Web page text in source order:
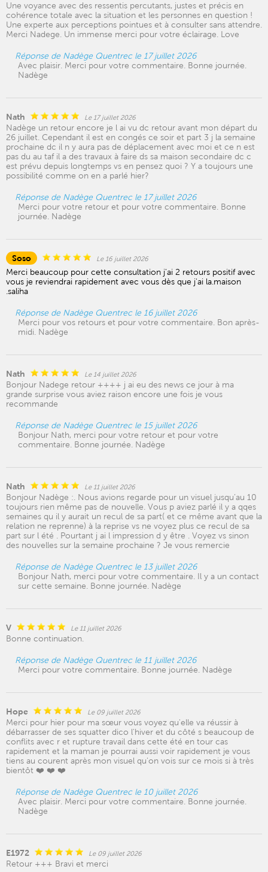
Une voyance avec des ressentis percutants, justes et précis en
cohérence totale avec la situation et les personnes en question !
Une experte aux perceptions pointues et à consulter sans attendre.
Merci Nadege. Un immense merci pour votre éclairage. Love
Réponse de Nadège Quentrec le 17 juillet 2026
Avec plaisir. Merci pour votre commentaire. Bonne journée.
Nadège
Nath Le 17 juillet 2026
Nadège un retour encore je l ai vu dc retour avant mon départ du
26 juillet. Cependant il est en congés ce soir et part 3 j la semaine
prochaine dc il n y aura pas de déplacement avec moi et ce n est
pas du au taf il a des travaux à faire ds sa maison secondaire dc c
est prévu depuis longtemps vs en pensez quoi ? Y a toujours une
possibilité comme on en a parlé hier?
Réponse de Nadège Quentrec le 17 juillet 2026
Merci pour votre retour et pour votre commentaire. Bonne
journée. Nadège
Soso Le 16 juillet 2026
Merci beaucoup pour cette consultation j'ai 2 retours positif avec
vous je reviendrai rapidement avec vous dès que j'ai la.maison
.saliha
Réponse de Nadège Quentrec le 16 juillet 2026
Merci pour vos retours et pour votre commentaire. Bon après-
midi. Nadège
Nath Le 14 juillet 2026
Bonjour Nadege retour ++++ j ai eu des news ce jour à ma
grande surprise vous aviez raison encore une fois je vous
recommande
Réponse de Nadège Quentrec le 15 juillet 2026
Bonjour Nath, merci pour votre retour et pour votre
commentaire. Bonne journée. Nadège
Nath Le 11 juillet 2026
Bonjour Nadège :. Nous avions regarde pour un visuel jusqu’au 10
toujours rien même pas de nouvelle. Vous p aviez parlé il y a qqes
semaines qu il y aurait un recul de sa part( et ce même avant que la
relation ne reprenne) à la reprise vs ne voyez plus ce recul de sa
part sur l été . Pourtant j ai l impression d y être . Voyez vs sinon
des nouvelles sur la semaine prochaine ? Je vous remercie
Réponse de Nadège Quentrec le 13 juillet 2026
Bonjour Nath, merci pour votre commentaire. Il y a un contact
sur cette semaine. Bonne journée. Nadège
V Le 11 juillet 2026
Bonne continuation.
Réponse de Nadège Quentrec le 11 juillet 2026
Merci pour votre commentaire. Bonne journée. Nadège
Hope Le 09 juillet 2026
Merci pour hier pour ma sœur vous voyez qu'elle va réussir à
débarrasser de ses squatter dico l'hiver et du côté s beaucoup de
conflits avec r et rupture travail dans cette été en tour cas
rapidement et la maman je pourrai aussi voir rapidement je vous
tiens au courent après mon visuel qu'on vois sur ce mois si à très
bientôt ❤️ ❤️ ❤️
Réponse de Nadège Quentrec le 10 juillet 2026
Avec plaisir. Merci pour votre commentaire. Bonne journée.
Nadège
E1972 Le 09 juillet 2026
Retour +++ Bravi et merci